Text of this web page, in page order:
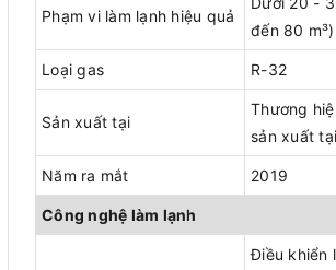
Phạm vi làm lạnh hiệu quả
đến 80 m³)
Loại gas R-32
Sản xuất tại
Thương
sản xuất
Năm ra mắt 2019
Công nghệ làm lạnh
Điều khiển